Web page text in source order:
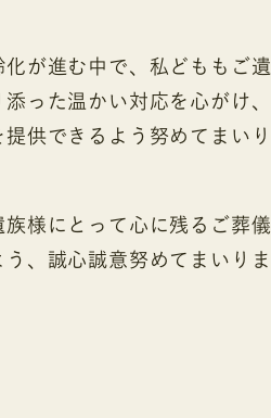
が進む中で、私どももご遺
った温かい対応を心がけ、
供できるよう努めてまいり
様にとって心に残るご葬儀
、誠心誠意努めてまいりま